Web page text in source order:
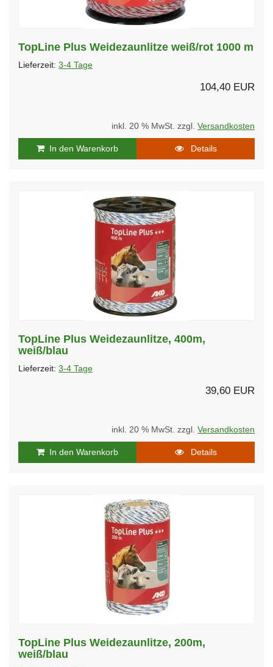
TopLine Plus Weidezaunlitze weiß/rot 1000 m
Lieferzeit: 3-4 Tage
104,40 EUR
inkl. 20 % MwSt. zzgl. Versandkosten
In den Warenkorb Details
TopLine Plus Weidezaunlitze, 400m,
weiß/blau
Lieferzeit: 3-4 Tage
39,60 EUR
inkl. 20 % MwSt. zzgl. Versandkosten
In den Warenkorb Details
TopLine Plus Weidezaunlitze, 200m,
weiß/blau